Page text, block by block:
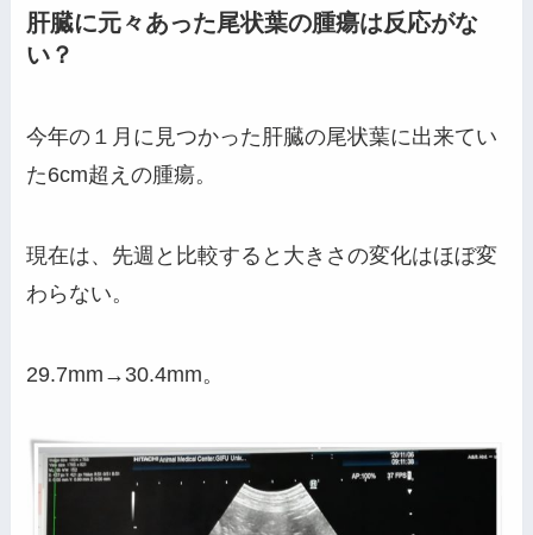
肝臓に元々あった尾状葉の腫瘍は反応がな
い？
今年の１月に見つかった肝臓の尾状葉に出来てい
た6cm超えの腫瘍。
現在は、先週と比較すると大きさの変化はほぼ変
わらない。
29.7mm→30.4mm。